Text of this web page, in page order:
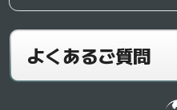
よくあるご質問